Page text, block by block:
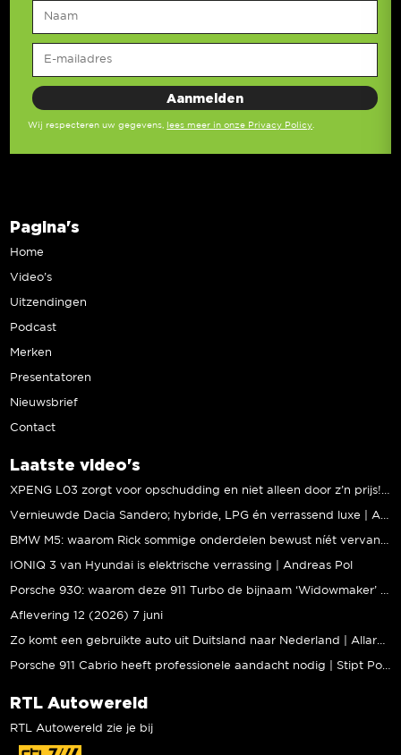
Wij respecteren uw gegevens, lees meer in onze Privacy Policy
Pagina's
Home
Video’s
Uitzendingen
Podcast
Merken
Presentatoren
Nieuwsbrief
Contact
Laatste video's
IONIQ 3 van Hyundai is elektrische verrassing | Andreas Pol
Aflevering 12 (2026) 7 juni
RTL Autowereld
RTL Autowereld zie je bij